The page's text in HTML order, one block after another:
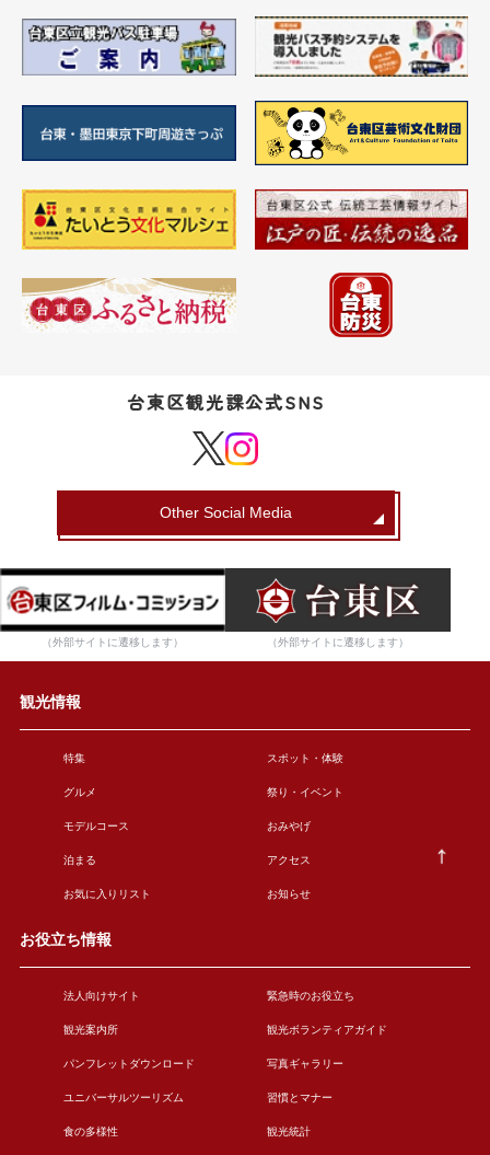
台東区観光課公式SNS
Other Social Media
（外部サイトに遷移します） （外部サイトに遷移します）
観光情報
特集 スポット・体験
グルメ 祭り・イベント
モデルコース おみやげ
泊まる アクセス
お気に入りリスト お知らせ
お役立ち情報
法人向けサイト 緊急時のお役立ち
観光案内所 観光ボランティアガイド
パンフレットダウンロード 写真ギャラリー
ユニバーサルツーリズム 習慣とマナー
食の多様性 観光統計